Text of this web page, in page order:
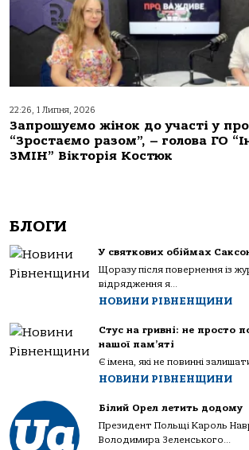
22:26, 1 Липня, 2026
Запрошуємо жінок до участі у
“Зростаємо разом”, – голова ГО
ЗМІН” Вікторія Костюк
БЛОГИ
У святкових обіймах
Щоразу після повернення із
відрядження я...
НОВИНИ РІВНЕНЩИНИ
Стус на гривні: не просто
нашої пам’яті
Є імена, які не повинні
НОВИНИ РІВНЕНЩИНИ
Білий Орел летить додому
Президент Польщі Кароль
Володимира Зеленського...